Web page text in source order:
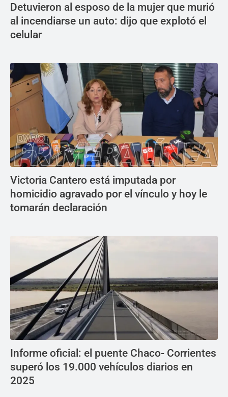
Detuvieron al esposo de la mujer que murió
al incendiarse un auto: dijo que explotó el
celular
Victoria Cantero está imputada por
homicidio agravado por el vínculo y hoy le
tomarán declaración
Informe oficial: el puente Chaco- Corrientes
superó los 19.000 vehículos diarios en
2025